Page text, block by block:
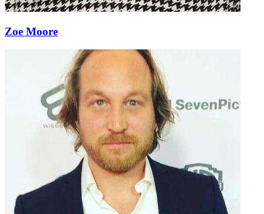
Zoe Moore